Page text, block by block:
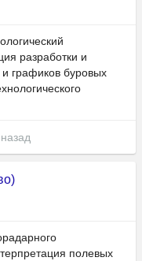
разработки и
графиков буровых
полевых